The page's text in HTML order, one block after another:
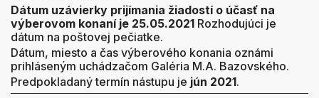
Dátum uzávierky prijímania žiadostí o účasť na
výberovom konaní je 25.05.2021 Rozhodujúci je
dátum na poštovej pečiatke.
Dátum, miesto a čas výberového konania oznámi
prihláseným uchádzačom Galéria M.A. Bazovského.
Predpokladaný termín nástupu je jún 2021.